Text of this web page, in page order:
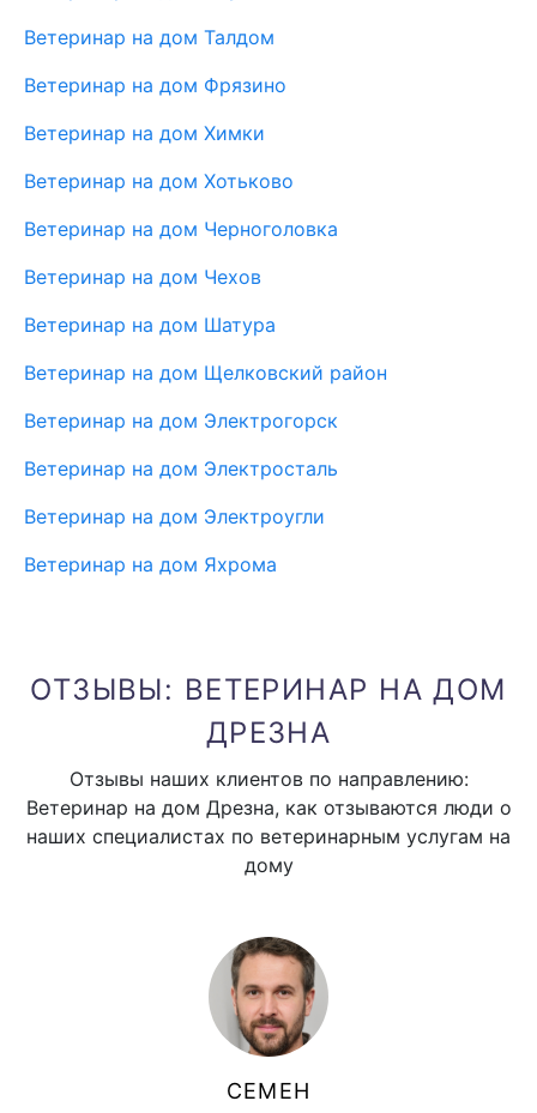
Ветеринар на дом Талдом
Ветеринар на дом Фрязино
Ветеринар на дом Химки
Ветеринар на дом Хотьково
Ветеринар на дом Черноголовка
Ветеринар на дом Чехов
Ветеринар на дом Шатура
Ветеринар на дом Щелковский район
Ветеринар на дом Электрогорск
Ветеринар на дом Электросталь
Ветеринар на дом Электроугли
Ветеринар на дом Яхрома
ОТЗЫВЫ: ВЕТЕРИНАР НА ДОМ
ДРЕЗНА
Отзывы наших клиентов по направлению:
Ветеринар на дом Дрезна, как отзываются люди о
наших специалистах по ветеринарным услугам на
дому
СЕМЕН